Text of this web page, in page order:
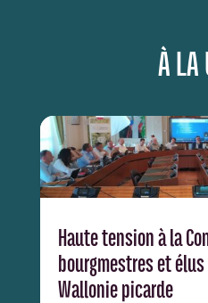
À LA
Haute tension à la
bourgmestres et
Wallonie picarde